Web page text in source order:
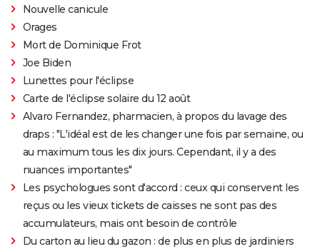
Nouvelle canicule
Orages
Mort de Dominique Frot
Joe Biden
Lunettes pour l'éclipse
Carte de l'éclipse solaire du 12 août
Alvaro Fernandez, pharmacien, à propos du lavage des
draps : "L'idéal est de les changer une fois par semaine, ou
au maximum tous les dix jours. Cependant, il y a des
nuances importantes"
Les psychologues sont d'accord : ceux qui conservent les
reçus ou les vieux tickets de caisses ne sont pas des
accumulateurs, mais ont besoin de contrôle
Du carton au lieu du gazon : de plus en plus de jardiniers